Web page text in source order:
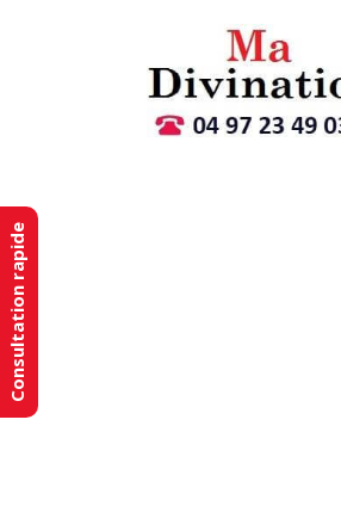
Consultation rapide